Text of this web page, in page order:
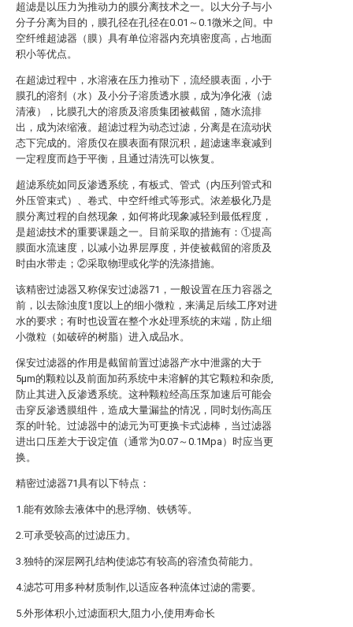
超滤是以压力为推动力的膜分离技术之一。以大分子与小
分子分离为目的，膜孔径在孔径在0.01～0.1微米之间。中
空纤维超滤器（膜）具有单位溶器内充填密度高，占地面
积小等优点。
在超滤过程中，水溶液在压力推动下，流经膜表面，小于
膜孔的溶剂（水）及小分子溶质透水膜，成为净化液（滤
清液），比膜孔大的溶质及溶质集团被截留，随水流排
出，成为浓缩液。超滤过程为动态过滤，分离是在流动状
态下完成的。溶质仅在膜表面有限沉积，超滤速率衰减到
一定程度而趋于平衡，且通过清洗可以恢复。
超滤系统如同反渗透系统，有板式、管式（内压列管式和
外压管束式）、卷式、中空纤维式等形式。浓差极化乃是
膜分离过程的自然现象，如何将此现象减轻到最低程度，
是超滤技术的重要课题之一。目前采取的措施有：①提高
膜面水流速度，以减小边界层厚度，并使被截留的溶质及
时由水带走；②采取物理或化学的洗涤措施。
该精密过滤器又称保安过滤器71，一般设置在压力容器之
前，以去除浊度1度以上的细小微粒，来满足后续工序对进
水的要求；有时也设置在整个水处理系统的末端，防止细
小微粒（如破碎的树脂）进入成品水。
保安过滤器的作用是截留前置过滤器产水中泄露的大于
5μm的颗粒以及前面加药系统中未溶解的其它颗粒和杂质,
防止其进入反渗透系统。这种颗粒经高压泵加速后可能会
击穿反渗透膜组件，造成大量漏盐的情况，同时划伤高压
泵的叶轮。过滤器中的滤元为可更换卡式滤棒，当过滤器
进出口压差大于设定值（通常为0.07～0.1Mpa）时应当更
换。
精密过滤器71具有以下特点：
1.能有效除去液体中的悬浮物、铁锈等。
2.可承受较高的过滤压力。
3.独特的深层网孔结构使滤芯有较高的容渣负荷能力。
4.滤芯可用多种材质制作,以适应各种流体过滤的需要。
5.外形体积小,过滤面积大,阻力小,使用寿命长